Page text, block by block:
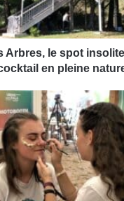
Arbres, le spot
en pleine